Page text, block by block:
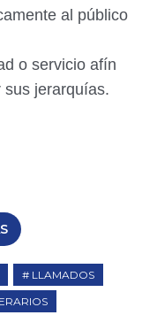
al público
o servicio afín
sus jerarquías.
LLAMADOS